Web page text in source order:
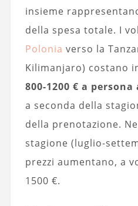
insieme
della spesa totale. I
Polonia verso la
Kilimanjaro) costano
800-1200 € a
a seconda della
della prenotazione.
stagione (luglio-
prezzi aumentano, a
1500 €.